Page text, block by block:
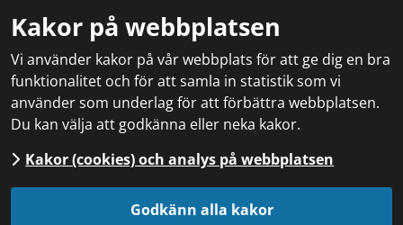
Kakor på webbplatsen
Vi använder kakor på vår webbplats för att ge dig en bra
funktionalitet och för att samla in statistik som vi
använder som underlag för att förbättra webbplatsen.
Du kan välja att godkänna eller neka kakor.
Kakor (cookies) och analys på webbplatsen
Godkänn alla kakor